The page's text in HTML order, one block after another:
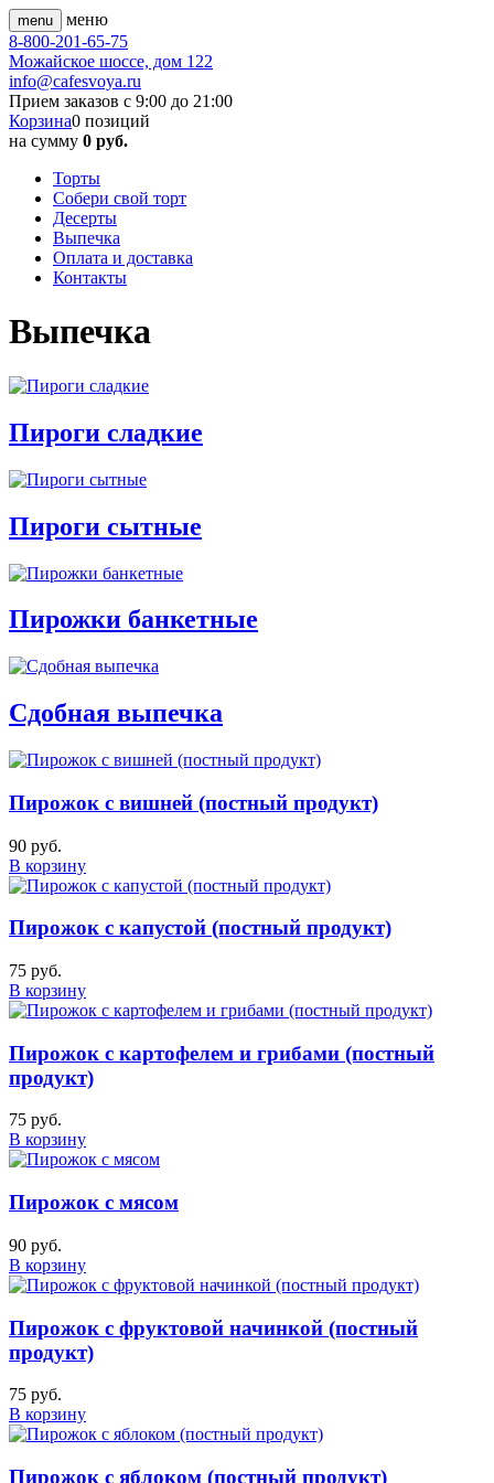
menu
меню
8-800-201-65-75
Можайское шоссе, дом 122
info@cafesvoya.ru
Прием заказов с 9:00 до 21:00
Корзина0 позиций
на сумму 0 руб.
Торты
Собери свой торт
Десерты
Выпечка
Оплата и доставка
Контакты
Выпечка
Пироги сладкие
Пироги сытные
Пирожки банкетные
Сдобная выпечка
Пирожок с вишней (постный продукт)
90 руб.
В корзину
Пирожок с капустой (постный продукт)
75 руб.
В корзину
Пирожок с картофелем и грибами (постный
продукт)
75 руб.
В корзину
Пирожок с мясом
90 руб.
В корзину
Пирожок с фруктовой начинкой (постный
продукт)
75 руб.
В корзину
Пирожок с яблоком (постный продукт)